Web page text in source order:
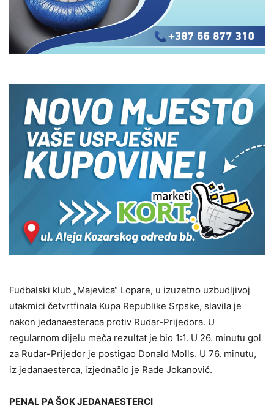
Fudbalski klub „Majevica“ Lopare, u izuzetno uzbudljivoj
utakmici četvrtfinala Kupa Republike Srpske, slavila je
nakon jedanaesteraca protiv Rudar-Prijedora. U
regularnom dijelu meča rezultat je bio 1:1. U 26. minutu gol
za Rudar-Prijedor je postigao Donald Molls. U 76. minutu,
iz jedanaesterca, izjednačio je Rade Jokanović.
PENAL PA ŠOK JEDANAESTERCI